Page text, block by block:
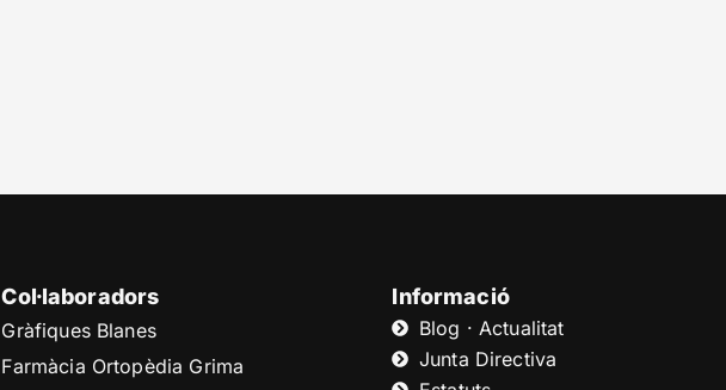
Col·laboradors
Gràfiques Blanes
Farmàcia Ortopèdia Grima
Informació
Blog · Actualitat
Junta Directiva